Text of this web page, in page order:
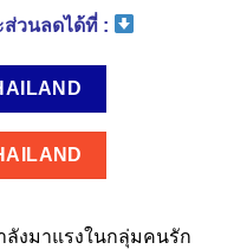
วนลดได้ที่ :
งมาแรงในกลุ่มคนรัก